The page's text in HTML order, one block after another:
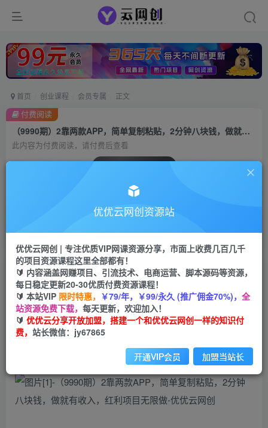
首页 创业课程 会员专属 正文
（9990期）2靠两款APP，简单复制粘贴，2分钟八块钱，做就有收入，红利项目无限做
此内容为付费阅读，请付费后查看
会员专属资源
您暂无购买权限，请先开通会员
开通会员
付费阅读
（9990期）2靠两款APP，简单复制粘贴，2分钟
八块钱，做就有收入，红利项目无限做
优优云网创
2年前发布
关注 私信
优优云网创资源站
优优云网创 | 专注优质VIP网课资源分享，市面上收费几百几千
的项目资源课程这里全部都有！
🔰 内容涵盖网赚项目、引流技术、电商运营、脚本源码等资源，
每日稳定更新20-30优质付费资源课程！
🔰 本站VIP 限时特惠， ￥79/年，￥99/永久 (推广佣金70%)， 全
站资源免费下载， 每天更新，欢迎加入！
🔰 优优云分享开放加盟，搭建一个和优优云网创一样的知识付
费， 站长微信：jy67865
开通VIP会员 加盟当站长